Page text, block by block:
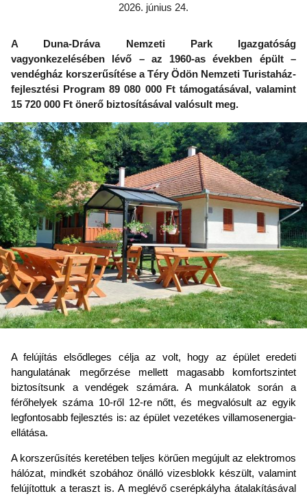
2026. június 24.
A Duna-Dráva Nemzeti Park Igazgatóság
vagyonkezelésében lévő – az 1960-as években épült –
vendégház korszerűsítése a Téry Ödön Nemzeti Turistaház-
fejlesztési Program 89 080 000 Ft támogatásával, valamint
15 720 000 Ft önerő biztosításával valósult meg.
A felújítás elsődleges célja az volt, hogy az épület eredeti
hangulatának megőrzése mellett magasabb komfortszintet
biztosítsunk a vendégek számára. A munkálatok során a
férőhelyek száma 10-ről 12-re nőtt, és megvalósult az egyik
legfontosabb fejlesztés is: az épület vezetékes villamosenergia-
ellátása.
A korszerűsítés keretében teljes körűen megújult az elektromos
hálózat, mindkét szobához önálló vizesblokk készült, valamint
felújítottuk a teraszt is. A meglévő cserépkályha átalakításával